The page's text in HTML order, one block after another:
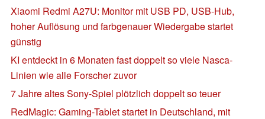
Xiaomi Redmi A27U: Monitor mit USB PD, USB-Hub,
hoher Auflösung und farbgenauer Wiedergabe startet
günstig
KI entdeckt in 6 Monaten fast doppelt so viele Nasca-
Linien wie alle Forscher zuvor
7 Jahre altes Sony-Spiel plötzlich doppelt so teuer
RedMagic: Gaming-Tablet startet in Deutschland, mit